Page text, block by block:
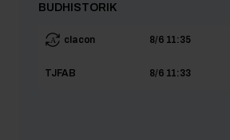
BUDHISTORIK
clacon 8/6 11:35
TJFAB 8/6 11:33